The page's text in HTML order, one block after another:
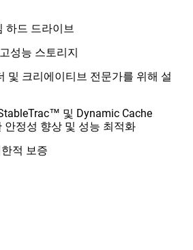
하드 드라이브
성능 스토리지
및 크리에이티브 전문가를 위해 설
및 Dynamic Cache
안정성 향상 및 성능 최적화
적 보증